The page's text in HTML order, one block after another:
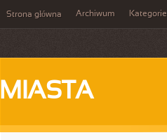
Strona główna Archiwum Kategorie
MIASTA